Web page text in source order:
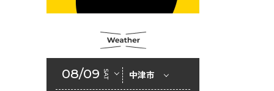
2026年6月9日 令和８年第３
回定例会「一般質問一覧表」
2026年6月5日 新婚世帯の家
2026年6月2日 戸籍に氏名の
振り仮名が記載されます
08/09 SAT 中津市